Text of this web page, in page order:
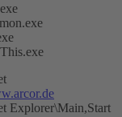
Explorer\Main,Start